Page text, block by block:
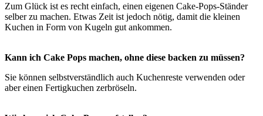
Zum Glück ist es recht einfach, einen eigenen Cake-Pops-Ständer
selber zu machen. Etwas Zeit ist jedoch nötig, damit die kleinen
Kuchen in Form von Kugeln gut ankommen.
Kann ich Cake Pops machen, ohne diese backen zu müssen?
Sie können selbstverständlich auch Kuchenreste verwenden oder
aber einen Fertigkuchen zerbröseln.